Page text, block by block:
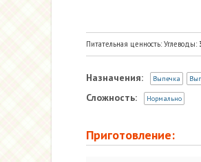
Питательная ценность: Углеводы:
Назначения: Выпечка
Сложность: Нормально
Приготовление: